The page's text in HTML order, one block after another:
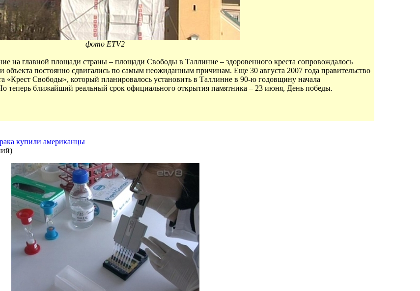
фото ETV2
на главной площади страны – площади Свободы в Таллинне – здоровенного креста сопровождалось
постоянно сдвигались по самым неожиданным причинам. Еще 30 августа 2007 года правительство
«Крест Свободы», который планировалось установить в Таллинне в 90-ю годовщину начала
теперь ближайший реальный срок официального открытия памятника – 23 июня, День победы.
купили американцы
)